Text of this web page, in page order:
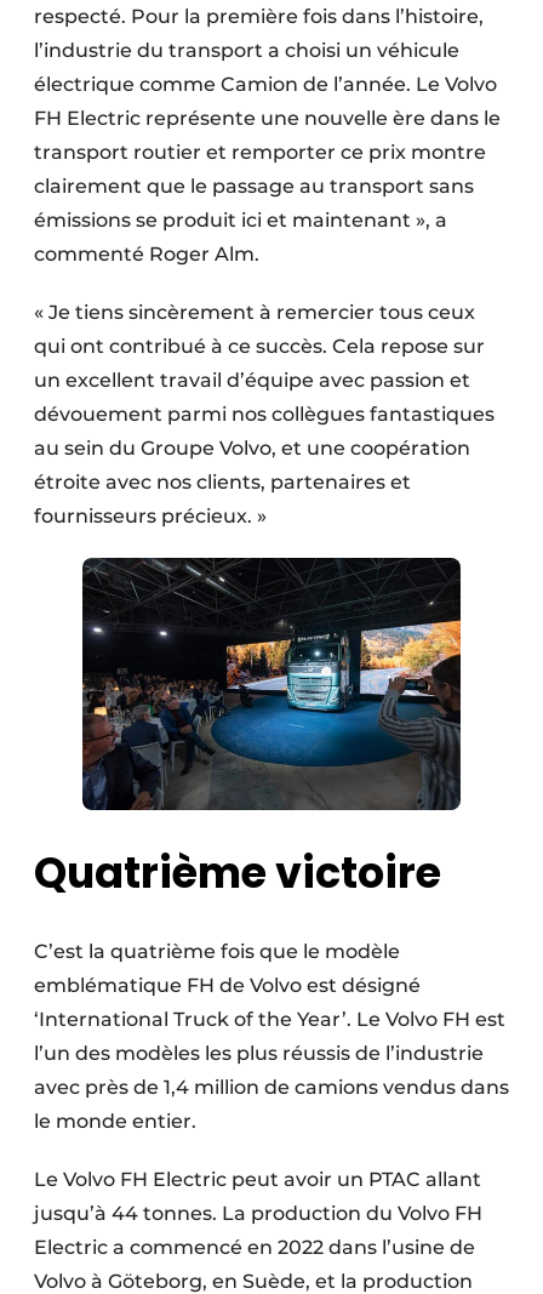
respecté. Pour la première fois dans l’histoire,
l’industrie du transport a choisi un véhicule
électrique comme Camion de l’année. Le Volvo
FH Electric représente une nouvelle ère dans le
transport routier et remporter ce prix montre
clairement que le passage au transport sans
émissions se produit ici et maintenant », a
commenté Roger Alm.
« Je tiens sincèrement à remercier tous ceux
qui ont contribué à ce succès. Cela repose sur
un excellent travail d’équipe avec passion et
dévouement parmi nos collègues fantastiques
au sein du Groupe Volvo, et une coopération
étroite avec nos clients, partenaires et
fournisseurs précieux. »
Quatrième victoire
C’est la quatrième fois que le modèle
emblématique FH de Volvo est désigné
‘International Truck of the Year’. Le Volvo FH est
l’un des modèles les plus réussis de l’industrie
avec près de 1,4 million de camions vendus dans
le monde entier.
Le Volvo FH Electric peut avoir un PTAC allant
jusqu’à 44 tonnes. La production du Volvo FH
Electric a commencé en 2022 dans l’usine de
Volvo à Göteborg, en Suède, et la production